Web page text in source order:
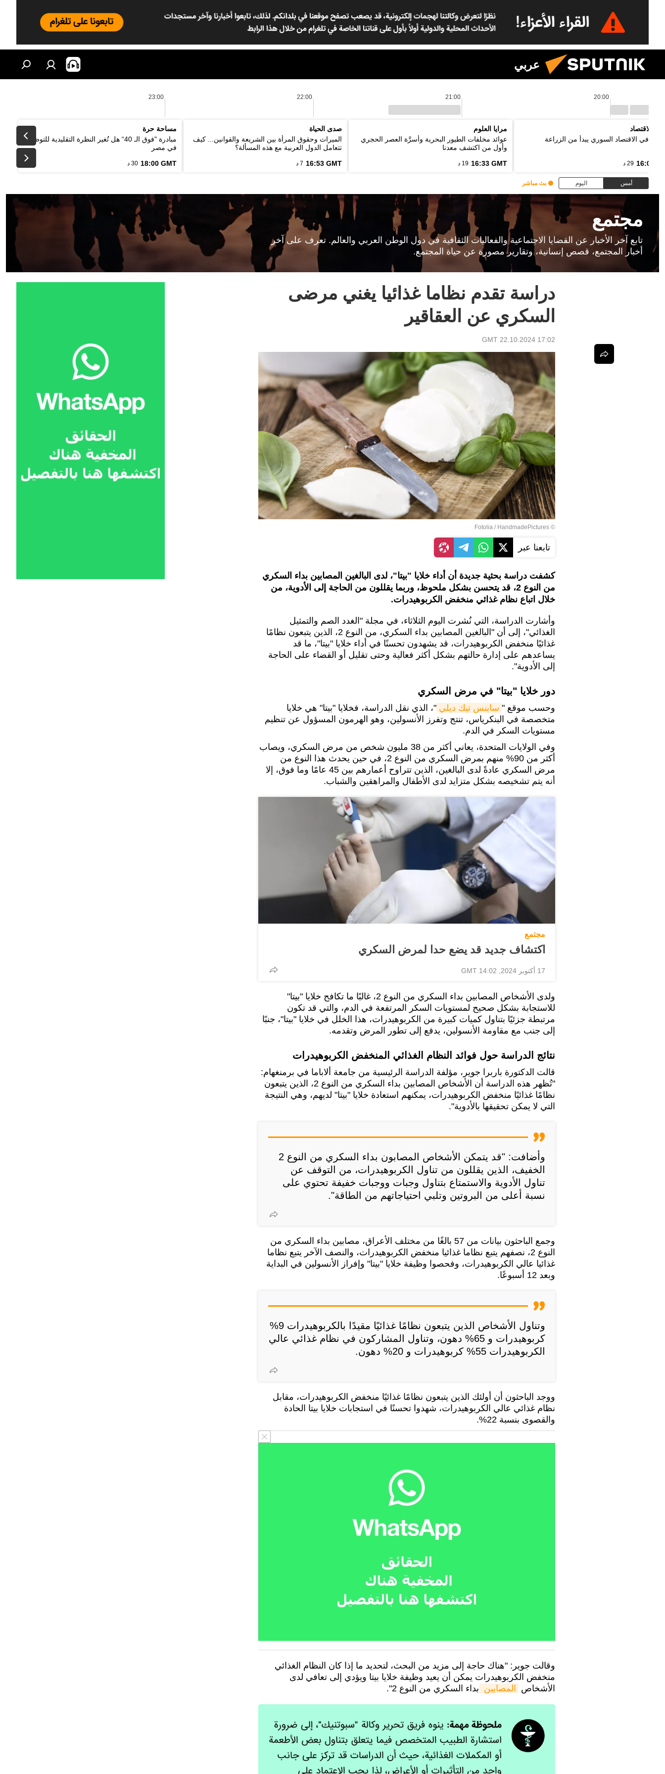
عربي
20:00
21:00
22:00
23:00
الاقتصاد
تعافي الاقتصاد السوري يبدأ من الزراعة
16:03 29 د
مرايا العلوم
عوائد مخلفات الطيور البحرية وأسرَّة العصر الحجري
وأول من اكتشف معدنا
16:33 GMT 19 د
صدى الحياة
الميراث وحقوق المرأة بين الشريعة والقوانين... كيف
تتعامل الدول العربية مع هذه المسألة؟
16:53 GMT 7 د
مساحة حرة
مبادرة "فوق الـ 40“ هل تُغير النظرة التقليدية للتوظيف
في مصر
18:00 GMT 30 د
أمس اليوم بث مباشر
مجتمع
تابع آخر الأخبار عن القضايا الاجتماعية والفعاليات الثقافية في دول الوطن العربي والعالم. تعرف على آخر
أخبار المجتمع، قصص إنسانية، وتقارير مصورة عن حياة المجتمع.
دراسة تقدم نظاما غذائيا يغني مرضى
السكري عن العقاقير
17:02 GMT 22.10.2024
© Fotolia / HandmadePictures
تابعنا عبر
كشفت دراسة بحثية جديدة أن أداء خلايا "بيتا"، لدى البالغين المصابين بداء السكري
من النوع 2، قد يتحسن بشكل ملحوظ، وربما يقللون من الحاجة إلى الأدوية، من
خلال اتباع نظام غذائي منخفض الكربوهيدرات.
وأشارت الدراسة، التي نُشرت اليوم الثلاثاء، في مجلة "الغدد الصم والتمثيل
الغذائي"، إلى أن "البالغين المصابين بداء السكري، من النوع 2، الذين يتبعون نظامًا
غذائيًا منخفض الكربوهيدرات، قد يشهدون تحسنًا في أداء خلايا "بيتا"، ما قد
يساعدهم على إدارة حالتهم بشكل أكثر فعالية وحتى تقليل أو القضاء على الحاجة
إلى الأدوية".
دور خلايا "بيتا" في مرض السكري
وحسب موقع " ساينس تيك ديلي "، الذي نقل الدراسة، فخلايا "بيتا" هي خلايا
متخصصة في البنكرياس، تنتج وتفرز الأنسولين، وهو الهرمون المسؤول عن تنظيم
مستويات السكر في الدم.
وفي الولايات المتحدة، يعاني أكثر من 38 مليون شخص من مرض السكري، ويصاب
أكثر من 90% منهم بمرض السكري من النوع 2، في حين يحدث هذا النوع من
مرض السكري عادةً لدى البالغين، الذين تتراوح أعمارهم بين 45 عامًا وما فوق، إلا
أنه يتم تشخيصه بشكل متزايد لدى الأطفال والمراهقين والشباب.
مجتمع
اكتشاف جديد قد يضع حدا لمرض السكري
17 أكتوبر 2024, 14:02 GMT
ولدى الأشخاص المصابين بداء السكري من النوع 2، غالبًا ما تكافح خلايا "بيتا"
للاستجابة بشكل صحيح لمستويات السكر المرتفعة في الدم، والتي قد تكون
مرتبطة جزئيًا بتناول كميات كبيرة من الكربوهيدرات، هذا الخلل في خلايا "بيتا"، جنبًا
إلى جنب مع مقاومة الأنسولين، يدفع إلى تطور المرض وتقدمه.
نتائج الدراسة حول فوائد النظام الغذائي المنخفض الكربوهيدرات
قالت الدكتورة باربرا جوير، مؤلفة الدراسة الرئيسية من جامعة ألاباما في برمنغهام:
"تُظهر هذه الدراسة أن الأشخاص المصابين بداء السكري من النوع 2، الذين يتبعون
نظامًا غذائيًا منخفض الكربوهيدرات، يمكنهم استعادة خلايا "بيتا" لديهم، وهي النتيجة
التي لا يمكن تحقيقها بالأدوية".
وأضافت: "قد يتمكن الأشخاص المصابون بداء السكري من النوع 2
الخفيف، الذين يقللون من تناول الكربوهيدرات، من التوقف عن
تناول الأدوية والاستمتاع بتناول وجبات ووجبات خفيفة تحتوي على
نسبة أعلى من البروتين وتلبي احتياجاتهم من الطاقة".
وجمع الباحثون بيانات من 57 بالغًا من مختلف الأعراق، مصابين بداء السكري من
النوع 2، نصفهم يتبع نظاما غذائيا منخفض الكربوهيدرات، والنصف الآخر يتبع نظاما
غذائيا عالي الكربوهيدرات، وفحصوا وظيفة خلايا "بيتا" وإفراز الأنسولين في البداية
وبعد 12 أسبوعًا.
وتناول الأشخاص الذين يتبعون نظامًا غذائيًا مقيدًا بالكربوهيدرات 9%
كربوهيدرات و 65% دهون، وتناول المشاركون في نظام غذائي عالي
الكربوهيدرات 55% كربوهيدرات و 20% دهون.
ووجد الباحثون أن أولئك الذين يتبعون نظامًا غذائيًا منخفض الكربوهيدرات، مقابل
نظام غذائي عالي الكربوهيدرات، شهدوا تحسنًا في استجابات خلايا بيتا الحادة
والقصوى بنسبة 22%.
وقالت جوير: "هناك حاجة إلى مزيد من البحث، لتحديد ما إذا كان النظام الغذائي
منخفض الكربوهيدرات يمكن أن يعيد وظيفة خلايا بيتا ويؤدي إلى تعافي لدى
الأشخاص
المصابين بداء السكري من النوع 2".